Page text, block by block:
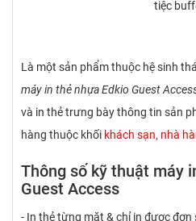
tiệc
Là một sản phẩm thuộc hệ sinh
máy in thẻ nhựa Edkio Guest
và in thẻ trưng bày thông tin sản
hàng thuộc khối khách sạn, nhà
Thông số kỹ thuật máy
Guest Access
- In thẻ từng mặt & chỉ in được đơn